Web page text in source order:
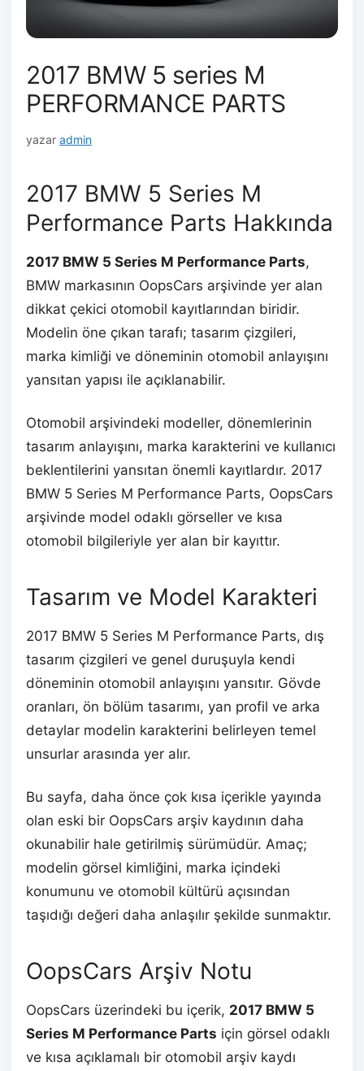
2017 BMW 5 series M
PERFORMANCE PARTS
yazar admin
2017 BMW 5 Series M
Performance Parts Hakkında
2017 BMW 5 Series M Performance Parts,
BMW markasının OopsCars arşivinde yer alan
dikkat çekici otomobil kayıtlarından biridir.
Modelin öne çıkan tarafı; tasarım çizgileri,
marka kimliği ve döneminin otomobil anlayışını
yansıtan yapısı ile açıklanabilir.
Otomobil arşivindeki modeller, dönemlerinin
tasarım anlayışını, marka karakterini ve kullanıcı
beklentilerini yansıtan önemli kayıtlardır. 2017
BMW 5 Series M Performance Parts, OopsCars
arşivinde model odaklı görseller ve kısa
otomobil bilgileriyle yer alan bir kayıttır.
Tasarım ve Model Karakteri
2017 BMW 5 Series M Performance Parts, dış
tasarım çizgileri ve genel duruşuyla kendi
döneminin otomobil anlayışını yansıtır. Gövde
oranları, ön bölüm tasarımı, yan profil ve arka
detaylar modelin karakterini belirleyen temel
unsurlar arasında yer alır.
Bu sayfa, daha önce çok kısa içerikle yayında
olan eski bir OopsCars arşiv kaydının daha
okunabilir hale getirilmiş sürümüdür. Amaç;
modelin görsel kimliğini, marka içindeki
konumunu ve otomobil kültürü açısından
taşıdığı değeri daha anlaşılır şekilde sunmaktır.
OopsCars Arşiv Notu
OopsCars üzerindeki bu içerik, 2017 BMW 5
Series M Performance Parts için görsel odaklı
ve kısa açıklamalı bir otomobil arşiv kaydı